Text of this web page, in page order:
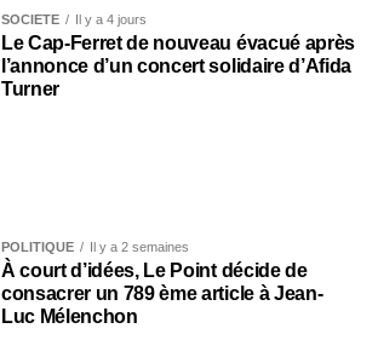
SOCIÉTÉ Il y a 4 jours
Le Cap-Ferret de nouveau évacué après
l’annonce d’un concert solidaire d’Afida
Turner
POLITIQUE Il y a 2 semaines
À court d’idées, Le Point décide de
consacrer un 789 ème article à Jean-
Luc Mélenchon